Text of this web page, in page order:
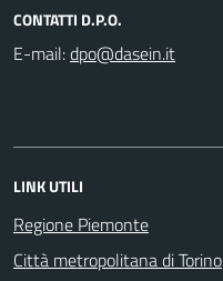
CONTATTI D.P.O.
E-mail:
LINK UTILI
Regione Piemonte
Città metropolitana di Torino